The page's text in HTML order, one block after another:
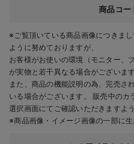
商品コ
※ご覧頂いている商品画像につきま
ように努めておりますが、
お客様がお使いの環境（モニター、
が実物と若干異なる場合がございま
また、商品の機能説明の為、完売さ
いる場合がございます。 販売中のカ
選択画面にてご確認いただきますよ
※商品画像・イメージ画像の一部に